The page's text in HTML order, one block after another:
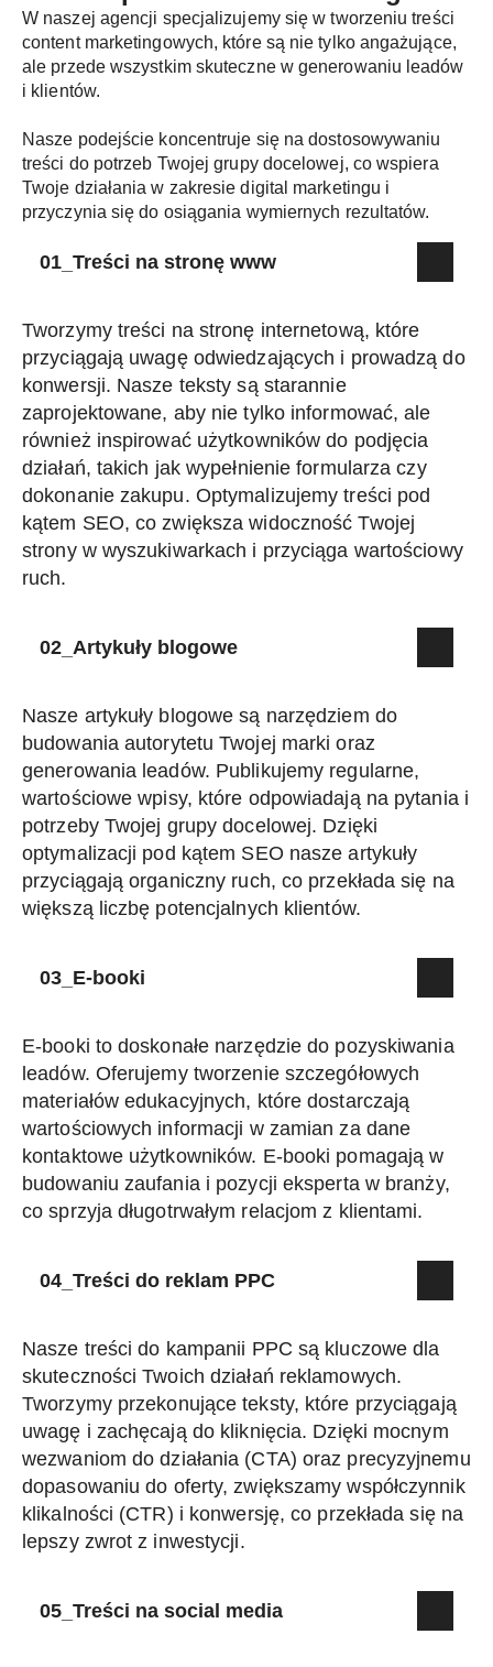
W naszej agencji specjalizujemy się w tworzeniu treści
content marketingowych, które są nie tylko angażujące,
ale przede wszystkim skuteczne w generowaniu leadów
i klientów.
Nasze podejście koncentruje się na dostosowywaniu
treści do potrzeb Twojej grupy docelowej, co wspiera
Twoje działania w zakresie digital marketingu i
przyczynia się do osiągania wymiernych rezultatów.
01_Treści na stronę www
Tworzymy treści na stronę internetową, które
przyciągają uwagę odwiedzających i prowadzą do
konwersji. Nasze teksty są starannie
zaprojektowane, aby nie tylko informować, ale
również inspirować użytkowników do podjęcia
działań, takich jak wypełnienie formularza czy
dokonanie zakupu. Optymalizujemy treści pod
kątem SEO, co zwiększa widoczność Twojej
strony w wyszukiwarkach i przyciąga wartościowy
ruch.
02_Artykuły blogowe
Nasze artykuły blogowe są narzędziem do
budowania autorytetu Twojej marki oraz
generowania leadów. Publikujemy regularne,
wartościowe wpisy, które odpowiadają na pytania i
potrzeby Twojej grupy docelowej. Dzięki
optymalizacji pod kątem SEO nasze artykuły
przyciągają organiczny ruch, co przekłada się na
większą liczbę potencjalnych klientów.
03_E-booki
E-booki to doskonałe narzędzie do pozyskiwania
leadów. Oferujemy tworzenie szczegółowych
materiałów edukacyjnych, które dostarczają
wartościowych informacji w zamian za dane
kontaktowe użytkowników. E-booki pomagają w
budowaniu zaufania i pozycji eksperta w branży,
co sprzyja długotrwałym relacjom z klientami.
04_Treści do reklam PPC
Nasze treści do kampanii PPC są kluczowe dla
skuteczności Twoich działań reklamowych.
Tworzymy przekonujące teksty, które przyciągają
uwagę i zachęcają do kliknięcia. Dzięki mocnym
wezwaniom do działania (CTA) oraz precyzyjnemu
dopasowaniu do oferty, zwiększamy współczynnik
klikalności (CTR) i konwersję, co przekłada się na
lepszy zwrot z inwestycji.
05_Treści na social media